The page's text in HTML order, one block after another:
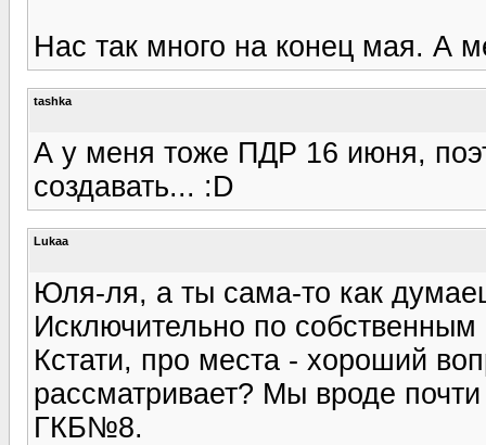
Нас так много на конец мая. А
tashka
А у меня тоже ПДР 16 июня,
создавать... :D
Lukaa
Юля-ля, а ты сама-то как
Исключительно по
Кстати, про места - хороший
рассматривает? Мы вроде
ГКБ№8.